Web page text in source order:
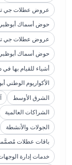
عروض عطلات جي
حوض أسماك
عروض عطلات جي
حوض أسماك
أشياء للقيام بها في
الأكواريوم الوطني
الشرق الأوسط
الشراكات العالمية
الجولات والأنشطة
باقات عطلات
خدمات إدارة